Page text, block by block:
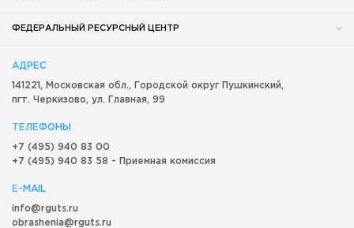
ФЕДЕРАЛЬНЫЙ РЕСУРСНЫЙ ЦЕНТР
АДРЕС
141221, Московская обл., Городской округ Пушкинский,
пгт. Черкизово, ул. Главная, 99
ТЕЛЕФОНЫ
+7 (495) 940 83 00
+7 (495) 940 83 58 - Приемная комиссия
E-MAIL
info@rguts.ru
obrashenia@rguts.ru